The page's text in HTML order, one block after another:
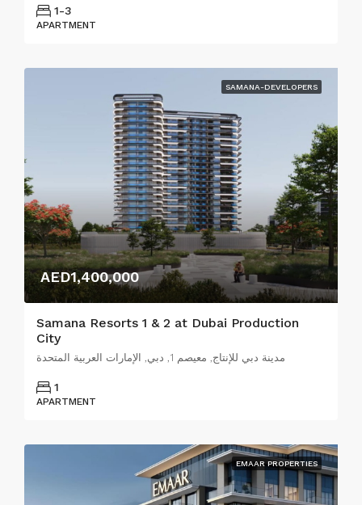
1-3
APARTMENT
SAMANA-DEVELOPERS
AED1,400,000
Samana Resorts 1 & 2 at Dubai Production
City
مدينة دبي للإنتاج, معيصم 1, دبي, الإمارات العربية المتحدة
1
APARTMENT
EMAAR PROPERTIES